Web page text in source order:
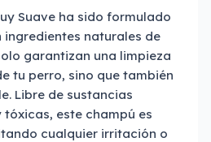
Suave ha sido formulado
naturales de
garantizan una limpieza
tu perro, sino que también
Libre de sustancias
este champú es
cualquier irritación o